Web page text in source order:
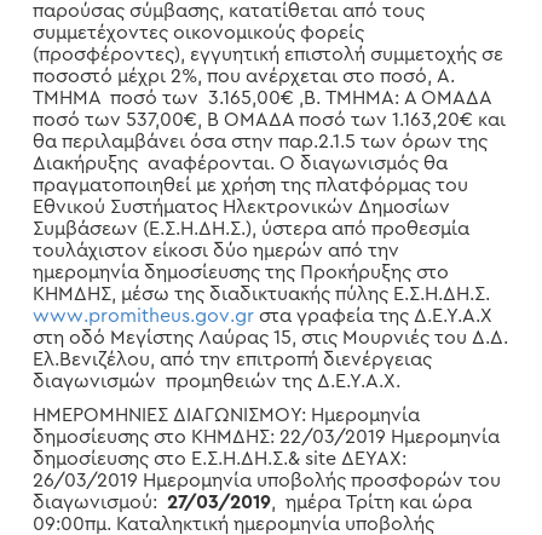
παρούσας σύμβασης, κατατίθεται από τους
συμμετέχοντες οικονομικούς φορείς
(προσφέροντες), εγγυητική επιστολή συμμετοχής σε
ποσοστό μέχρι 2%, που ανέρχεται στο ποσό, Α.
ΤΜΗΜΑ ποσό των 3.165,00€ ,Β. ΤΜΗΜΑ: Α ΟΜΑΔΑ
ποσό των 537,00€, Β ΟΜΑΔΑ ποσό των 1.163,20€ και
θα περιλαμβάνει όσα στην παρ.2.1.5 των όρων της
Διακήρυξης αναφέρονται. Ο διαγωνισμός θα
πραγματοποιηθεί με χρήση της πλατφόρμας του
Εθνικού Συστήματος Ηλεκτρονικών Δημοσίων
Συμβάσεων (Ε.Σ.Η.ΔΗ.Σ.), ύστερα από προθεσμία
τουλάχιστον είκοσι δύο ημερών από την
ημερομηνία δημοσίευσης της Προκήρυξης στο
ΚΗΜΔΗΣ, μέσω της διαδικτυακής πύλης Ε.Σ.Η.ΔΗ.Σ.
www.promitheus.gov.grστα γραφεία της Δ.Ε.Υ.Α.Χ
στη οδό Μεγίστης Λαύρας 15, στις Μουρνιές του Δ.Δ.
Ελ.Βενιζέλου, από την επιτροπή διενέργειας
διαγωνισμών προμηθειών της Δ.Ε.Υ.Α.Χ.
ΗΜΕΡΟΜΗΝΙΕΣ ΔΙΑΓΩΝΙΣΜΟΥ: Ημερομηνία
δημοσίευσης στο ΚΗΜΔΗΣ: 22/03/2019 Ημερομηνία
δημοσίευσης στο Ε.Σ.Η.ΔΗ.Σ.& siteΔΕΥΑΧ:
26/03/2019 Ημερομηνία υποβολής προσφορών του
διαγωνισμού: 27/03/2019, ημέρα Τρίτη και ώρα
09:00πμ. Καταληκτική ημερομηνία υποβολής